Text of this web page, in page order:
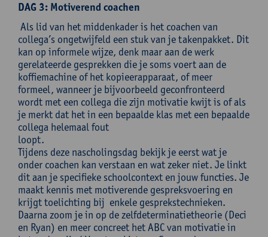
DAG 3: Motiverend coachen
Als lid van het middenkader is het coachen van
collega’s ongetwijfeld een stuk van je takenpakket. Dit
kan op informele wijze, denk maar aan de werk
gerelateerde gesprekken die je soms voert aan de
koffiemachine of het kopieerapparaat, of meer
formeel, wanneer je bijvoorbeeld geconfronteerd
wordt met een collega die zijn motivatie kwijt is of als
je merkt dat het in een bepaalde klas met een bepaalde
collega helemaal fout
Tijdens deze nascholingsdag bekijk je eerst wat je
onder coachen kan verstaan en wat zeker niet. Je linkt
dit aan je specifieke schoolcontext en jouw functies. Je
maakt kennis met motiverende gespreksvoering en
krijgt toelichting bij enkele gesprekstechnieken.
Daarna zoom je in op de zelfdeterminatietheorie (Deci
en Ryan) en meer concreet het ABC van motivatie in